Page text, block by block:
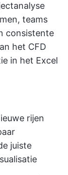
teams
consistente
het CFD
in het Excel
rijen
juiste